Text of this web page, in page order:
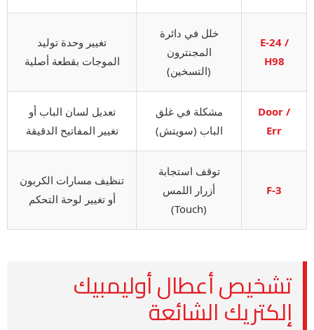
E-24 /
H98
خلل في دائرة
المجنترون
(التسخين)
تغيير وحدة توليد
الموجات بقطعة أصلية
Door /
Err
مشكلة في غلق
الباب (سويتش)
تعديل لسان الباب أو
تغيير المفاتيح الدقيقة
F-3
توقف استجابة
أزرار اللمس
(Touch)
تنظيف مسارات الكربون
أو تغيير لوحة التحكم
تشخيص أعطال أوليمبيك
إلكتريك الشائعة